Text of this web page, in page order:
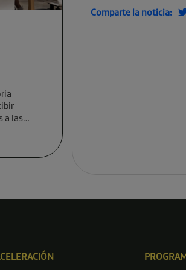
a las
Comparte la noticia: